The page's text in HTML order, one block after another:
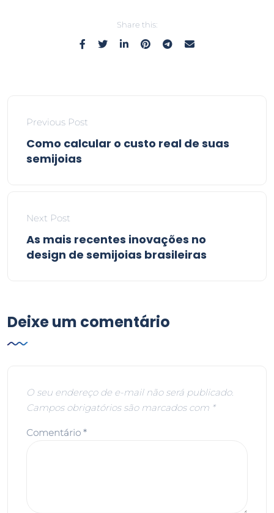
Share this:
Previous Post
Como calcular o custo real de suas
semijoias
Next Post
As mais recentes inovações no
design de semijoias brasileiras
Deixe um comentário
O seu endereço de e-mail não será publicado.
Campos obrigatórios são marcados com *
Comentário *